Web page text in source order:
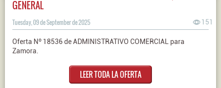
GENERAL
Tuesday, 09 de September de 2025 151
Oferta Nº 18536 de ADMINISTRATIVO COMERCIAL para
Zamora.
LEER TODA LA OFERTA